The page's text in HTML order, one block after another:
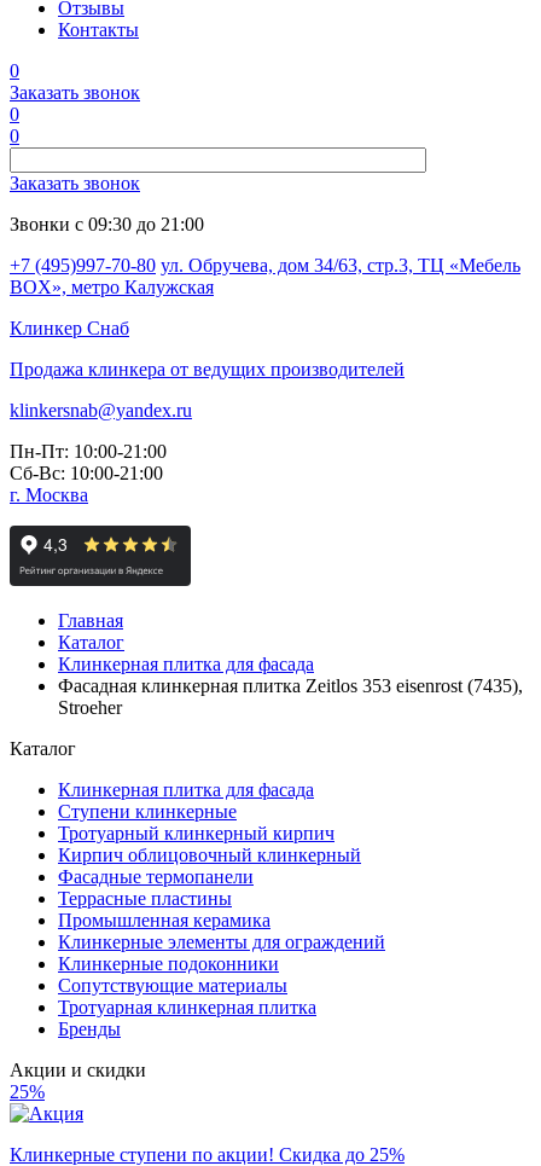
Отзывы
Контакты
0
Заказать звонок
0
0
Заказать звонок
Звонки с 09:30 до 21:00
+7 (495)997-70-80 ул. Обручева, дом 34/63, стр.3, ТЦ «Мебель
BOX», метро Калужская
Клинкер Снаб
Продажа клинкера от ведущих производителей
klinkersnab@yandex.ru
Пн-Пт: 10:00-21:00
Сб-Вс: 10:00-21:00
г. Москва
Главная
Каталог
Клинкерная плитка для фасада
Фасадная клинкерная плитка Zeitlos 353 eisenrost (7435),
Stroeher
Каталог
Клинкерная плитка для фасада
Ступени клинкерные
Тротуарный клинкерный кирпич
Кирпич облицовочный клинкерный
Фасадные термопанели
Террасные пластины
Промышленная керамика
Клинкерные элементы для ограждений
Клинкерные подоконники
Сопутствующие материалы
Тротуарная клинкерная плитка
Бренды
Акции и скидки
25%
Клинкерные ступени по акции! Скидка до 25%